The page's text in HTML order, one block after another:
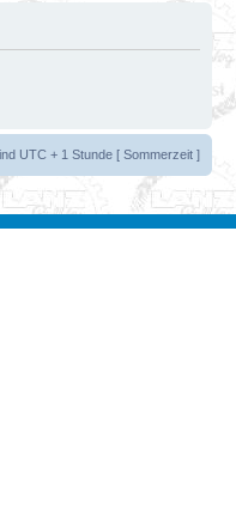
UTC + 1 Stunde [ Sommerzeit ]